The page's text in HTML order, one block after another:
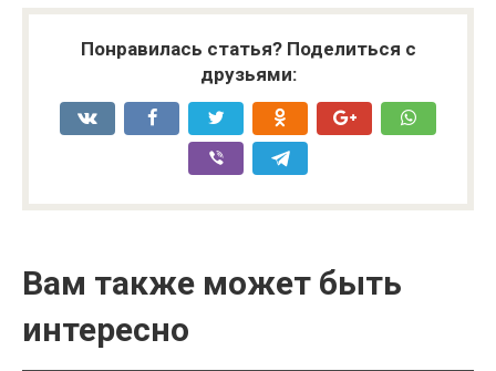
Понравилась статья? Поделиться с
друзьями:
Вам также может быть
интересно